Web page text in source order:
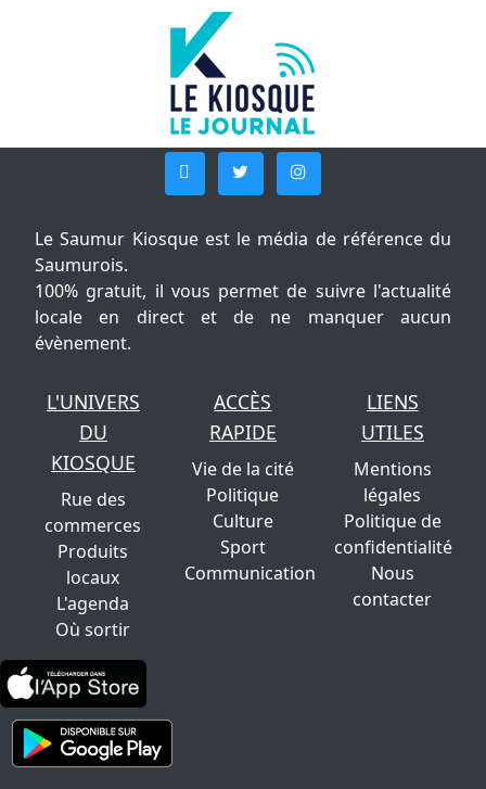
Le Saumur Kiosque est le média de référence du
Saumurois.
100% gratuit, il vous permet de suivre l'actualité
locale en direct et de ne manquer aucun
évènement.
L'UNIVERS
DU
KIOSQUE
Rue des
commerces
Produits
locaux
L'agenda
Où sortir
ACCÈS
RAPIDE
Vie de la cité
Politique
Culture
Sport
Communication
LIENS
UTILES
Mentions
légales
Politique de
confidentialité
Nous
contacter